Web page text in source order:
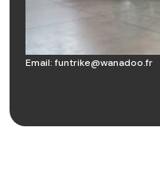
Email: funtrike@wanadoo.fr